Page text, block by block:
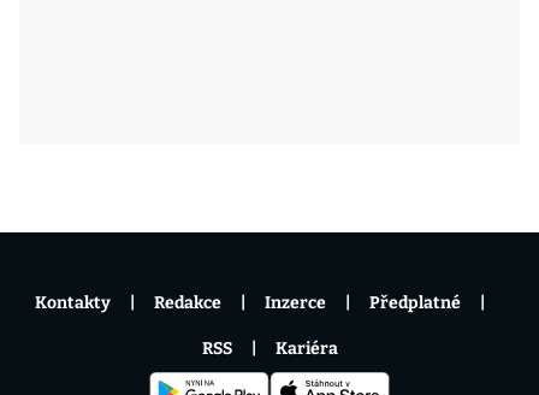
Kontakty Redakce Inzerce Předplatné
RSS Kariéra